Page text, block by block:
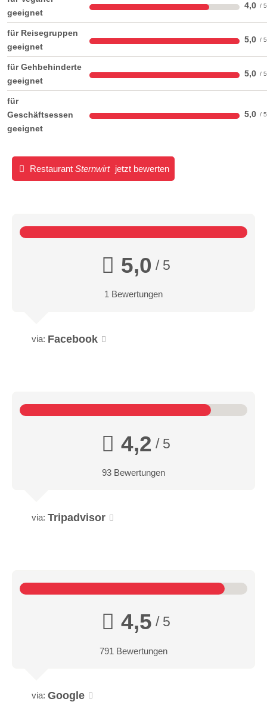
geeignet
4,0
für Reisegruppen
geeignet
5,0
für Gehbehinderte
geeignet
5,0
für
Geschäftsessen
geeignet
5,0
Restaurant Sternwirt jetzt bewerten
5,0 / 5
1 Bewertungen
via: Facebook
4,2 / 5
93 Bewertungen
via: Tripadvisor
4,5 / 5
791 Bewertungen
via: Google